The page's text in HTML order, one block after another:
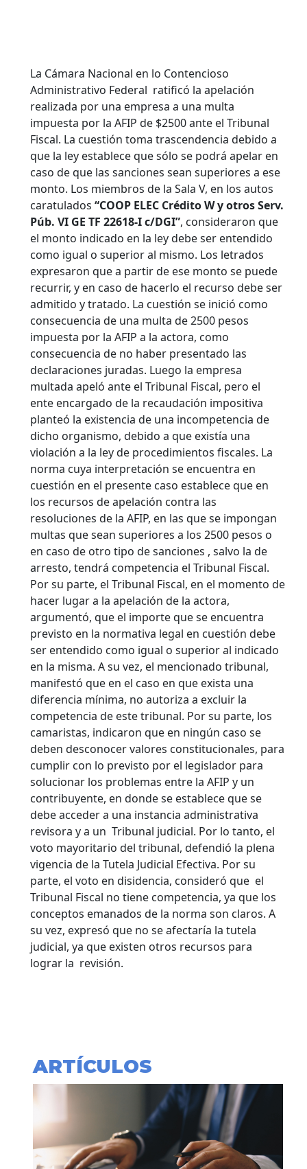
La Cámara Nacional en lo Contencioso
Administrativo Federal ratificó la apelación
realizada por una empresa a una multa
impuesta por la AFIP de $2500 ante el Tribunal
Fiscal. La cuestión toma trascendencia debido a
que la ley establece que sólo se podrá apelar en
caso de que las sanciones sean superiores a ese
monto. Los miembros de la Sala V, en los autos
caratulados “COOP ELEC Crédito W y otros Serv.
Púb. VI GE TF 22618-I c/DGI”, consideraron que
el monto indicado en la ley debe ser entendido
como igual o superior al mismo. Los letrados
expresaron que a partir de ese monto se puede
recurrir, y en caso de hacerlo el recurso debe ser
admitido y tratado. La cuestión se inició como
consecuencia de una multa de 2500 pesos
impuesta por la AFIP a la actora, como
consecuencia de no haber presentado las
declaraciones juradas. Luego la empresa
multada apeló ante el Tribunal Fiscal, pero el
ente encargado de la recaudación impositiva
planteó la existencia de una incompetencia de
dicho organismo, debido a que existía una
violación a la ley de procedimientos fiscales. La
norma cuya interpretación se encuentra en
cuestión en el presente caso establece que en
los recursos de apelación contra las
resoluciones de la AFIP, en las que se impongan
multas que sean superiores a los 2500 pesos o
en caso de otro tipo de sanciones , salvo la de
arresto, tendrá competencia el Tribunal Fiscal.
Por su parte, el Tribunal Fiscal, en el momento de
hacer lugar a la apelación de la actora,
argumentó, que el importe que se encuentra
previsto en la normativa legal en cuestión debe
ser entendido como igual o superior al indicado
en la misma. A su vez, el mencionado tribunal,
manifestó que en el caso en que exista una
diferencia mínima, no autoriza a excluir la
competencia de este tribunal. Por su parte, los
camaristas, indicaron que en ningún caso se
deben desconocer valores constitucionales, para
cumplir con lo previsto por el legislador para
solucionar los problemas entre la AFIP y un
contribuyente, en donde se establece que se
debe acceder a una instancia administrativa
revisora y a un Tribunal judicial. Por lo tanto, el
voto mayoritario del tribunal, defendió la plena
vigencia de la Tutela Judicial Efectiva. Por su
parte, el voto en disidencia, consideró que el
Tribunal Fiscal no tiene competencia, ya que los
conceptos emanados de la norma son claros. A
su vez, expresó que no se afectaría la tutela
judicial, ya que existen otros recursos para
lograr la revisión.
ARTÍCULOS